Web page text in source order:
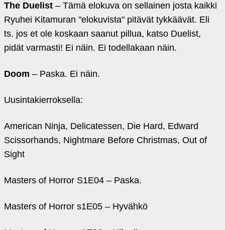
The Duelist – Tämä elokuva on sellainen josta kaikki
Ryuhei Kitamuran "elokuvista" pitävät tykkäävät. Eli
ts. jos et ole koskaan saanut pillua, katso Duelist,
pidät varmasti! Ei näin. Ei todellakaan näin.
Doom – Paska. Ei näin.
Uusintakierroksella:
American Ninja, Delicatessen, Die Hard, Edward
Scissorhands, Nightmare Before Christmas, Out of
Sight
Masters of Horror S1E04 – Paska.
Masters of Horror s1E05 – Hyvähkö